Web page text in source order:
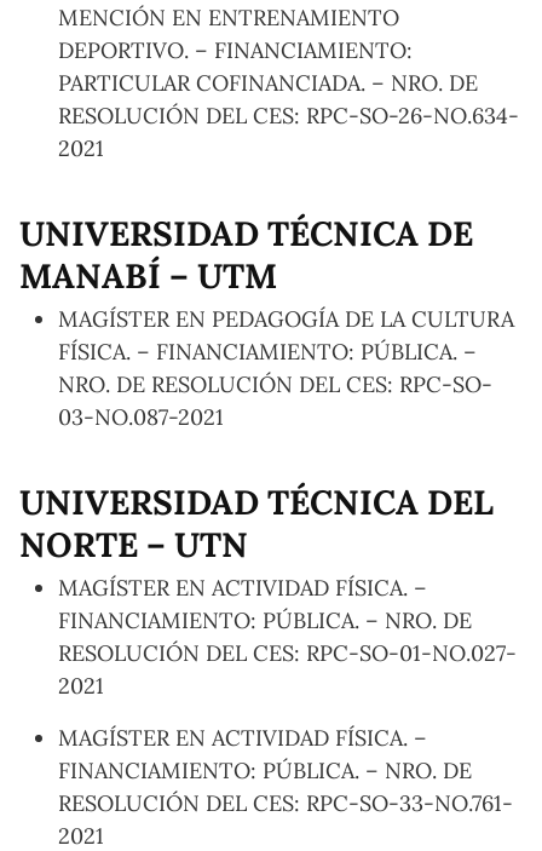
MENCIÓN EN ENTRENAMIENTO
DEPORTIVO. – FINANCIAMIENTO:
PARTICULAR COFINANCIADA. – NRO. DE
RESOLUCIÓN DEL CES: RPC-SO-26-NO.634-
2021
UNIVERSIDAD TÉCNICA DE
MANABÍ – UTM
MAGÍSTER EN PEDAGOGÍA DE LA CULTURA
FÍSICA. – FINANCIAMIENTO: PÚBLICA. –
NRO. DE RESOLUCIÓN DEL CES: RPC-SO-
03-NO.087-2021
UNIVERSIDAD TÉCNICA DEL
NORTE – UTN
MAGÍSTER EN ACTIVIDAD FÍSICA. –
FINANCIAMIENTO: PÚBLICA. – NRO. DE
RESOLUCIÓN DEL CES: RPC-SO-01-NO.027-
2021
MAGÍSTER EN ACTIVIDAD FÍSICA. –
FINANCIAMIENTO: PÚBLICA. – NRO. DE
RESOLUCIÓN DEL CES: RPC-SO-33-NO.761-
2021